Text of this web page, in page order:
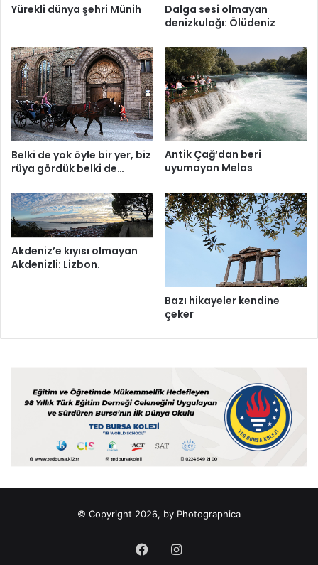
Yürekli dünya şehri Münih
Dalga sesi olmayan
denizkulağı: Ölüdeniz
Belki de yok öyle bir yer, biz
rüya gördük belki de…
Antik Çağ‘dan beri
uyumayan Melas
Akdeniz’e kıyısı olmayan
Akdenizli: Lizbon.
Bazı hikayeler kendine
çeker
© Copyright 2026, by Photographica
FacebookInstagram